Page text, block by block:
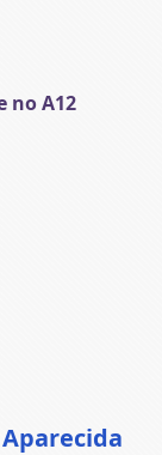
no A12